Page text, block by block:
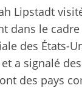
Lipstadt
dans le
des États-
a signalé
des pays